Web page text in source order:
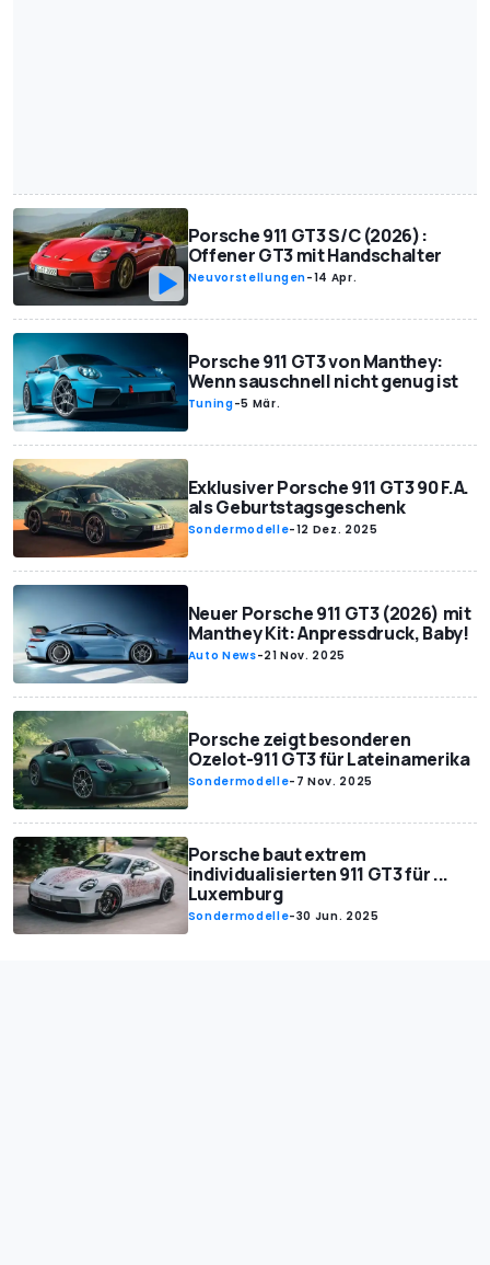
Porsche 911 GT3 S/C (2026):
Offener GT3 mit Handschalter
Neuvorstellungen-14 Apr.
Porsche 911 GT3 von Manthey:
Wenn sauschnell nicht genug ist
Tuning-5 Mär.
Exklusiver Porsche 911 GT3 90 F.A.
als Geburtstagsgeschenk
Sondermodelle-12 Dez. 2025
Neuer Porsche 911 GT3 (2026) mit
Manthey Kit: Anpressdruck, Baby!
Auto News-21 Nov. 2025
Porsche zeigt besonderen
Ozelot-911 GT3 für Lateinamerika
Sondermodelle- 7 Nov. 2025
Porsche baut extrem
individualisierten 911 GT3 für ...
Luxemburg
Sondermodelle-30 Jun. 2025